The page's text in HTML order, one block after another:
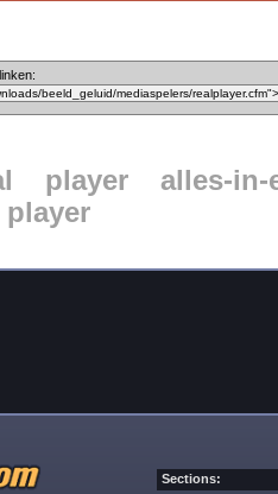
player
alles-in-
player
Sections: